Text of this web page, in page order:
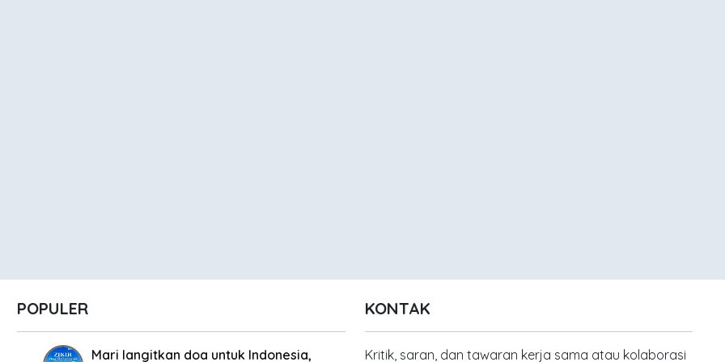
POPULER
Mari langitkan doa untuk Indonesia,
KONTAK
Kritik, saran, dan tawaran kerja sama atau kolaborasi